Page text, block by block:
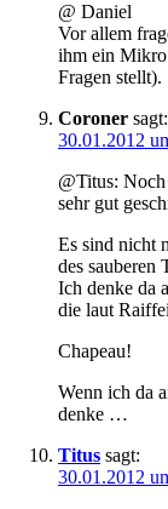
@ Daniel
Vor allem
ihm ein Mikro
Fragen stellt).
Coroner sagt:
30.01.2012
@Titus:
sehr gut
Es sind nicht
des sauberen
Ich denke da
die laut
Chapeau!
Wenn ich da
denke …
Titus sagt:
30.01.2012